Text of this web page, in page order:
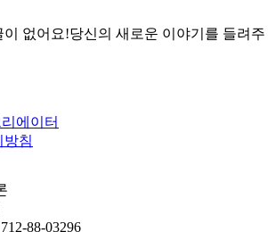
이 없어요!당신의 새로운 이야기를 들려주
에이터
방침
88-03296